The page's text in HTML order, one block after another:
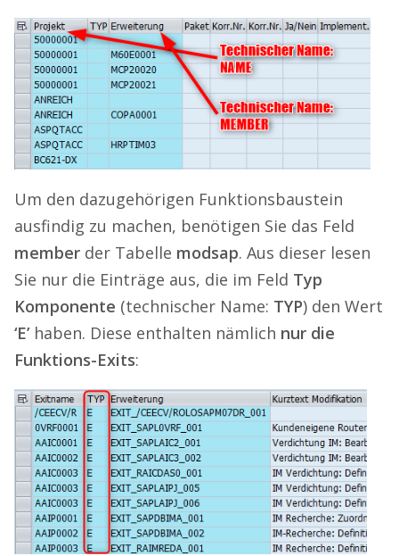
Um den dazugehörigen Funktionsbaustein
ausfindig zu machen, benötigen Sie das Feld
member der Tabelle modsap. Aus dieser lesen
Sie nur die Einträge aus, die im Feld Typ
Komponente (technischer Name: TYP) den Wert
‘E’ haben. Diese enthalten nämlich nur die
Funktions-Exits: